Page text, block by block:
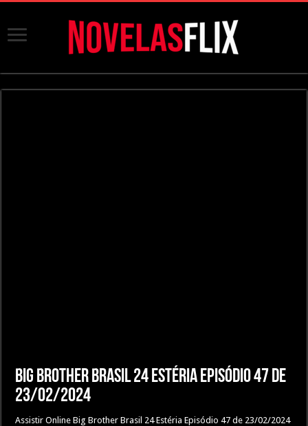
Big Brother Brasil 24 Estéria Episódio 47 de
23/02/2024
Assistir Online Big Brother Brasil 24 Estéria Episódio 47 de 23/02/2024